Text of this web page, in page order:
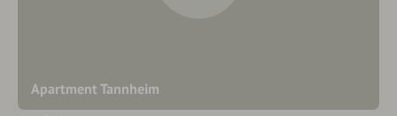
Apartment Tannheim